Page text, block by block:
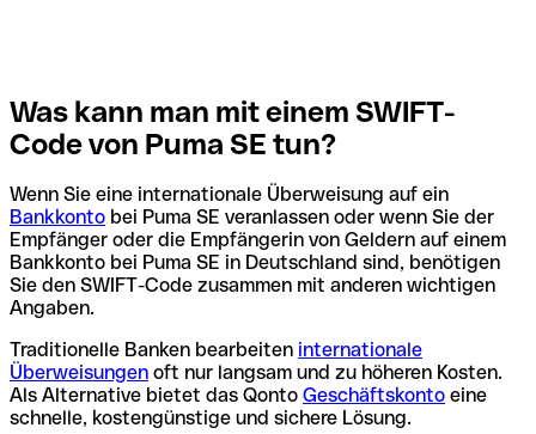
Was kann man mit einem SWIFT-
Code von Puma SE tun?
Wenn Sie eine internationale Überweisung auf ein
Bankkonto bei Puma SE veranlassen oder wenn Sie der
Empfänger oder die Empfängerin von Geldern auf einem
Bankkonto bei Puma SE in Deutschland sind, benötigen
Sie den SWIFT-Code zusammen mit anderen wichtigen
Angaben.
Traditionelle Banken bearbeiten internationale
Überweisungen oft nur langsam und zu höheren Kosten.
Als Alternative bietet das Qonto Geschäftskonto eine
schnelle, kostengünstige und sichere Lösung.